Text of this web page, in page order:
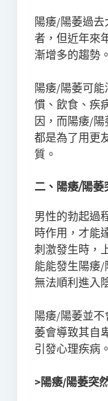
陽痿/陽萎過
者，但近年來
漸增多的趨勢。
陽痿/陽萎可
慣、飲食、疾
因，而陽痿/
都是為了用更
質。
二、陽痿/陽萎
男性的勃起過
時作用，才能
刺激發生時，
能能發生陽痿
無法順利進入
陽痿/陽萎並
萎會導致其自
引發心理疾病。
>陽痿/陽萎突